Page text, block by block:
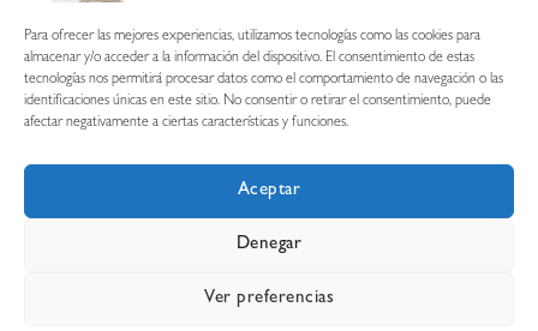
Para ofrecer las mejores experiencias, utilizamos tecnologías como las cookies para
almacenar y/o acceder a la información del dispositivo. El consentimiento de estas
tecnologías nos permitirá procesar datos como el comportamiento de navegación o las
identificaciones únicas en este sitio. No consentir o retirar el consentimiento, puede
afectar negativamente a ciertas características y funciones.
Aceptar
Denegar
Ver preferencias
687 54 31 70
nerearetamonge@gmail.com
Aviso legal
Condiciones de uso y compra